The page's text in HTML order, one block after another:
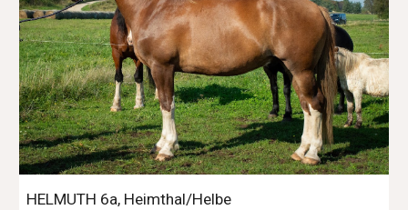
HELMUTH 6a, Heimthal/Helbe